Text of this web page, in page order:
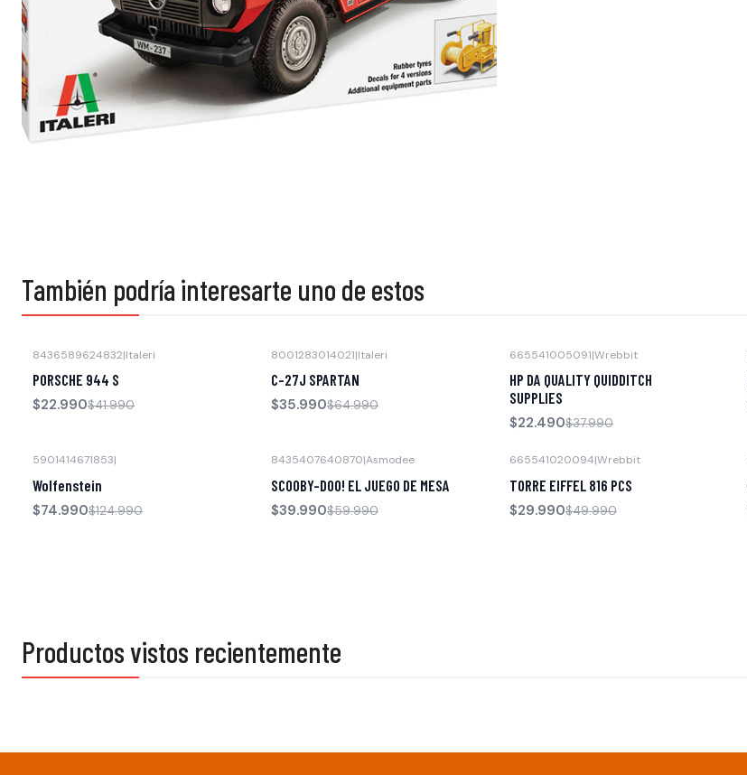
También podría interesarte uno de estos
8436589624832|Italeri
PORSCHE 944 S
$22.990$41.990
8001283014021|Italeri
C-27J SPARTAN
$35.990$64.990
665541005091|Wrebbit
HP DA QUALITY QUIDDITCH
SUPPLIES
$22.490$37.990
5901414671853|
Wolfenstein
$74.990$124.990
8435407640870|Asmodee
SCOOBY-DOO! EL JUEGO DE MESA
$39.990$59.990
665541020094|Wrebbit
TORRE EIFFEL 816 PCS
$29.990$49.990
Productos vistos recientemente